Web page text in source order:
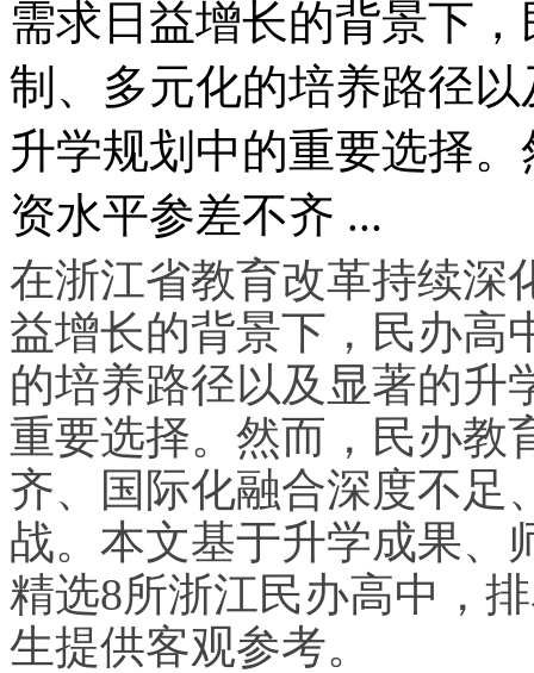
需求日益增长的背景下
制、多元化的培养路径
升学规划中的重要选择
资水平参差不齐 ...
在浙江省教育改革持续深
益增长的背景下，民办高
的培养路径以及显著的升
重要选择。然而，民办教
齐、国际化融合深度不足
战。本文基于升学成果、
精选8所浙江民办高中，
生提供客观参考。